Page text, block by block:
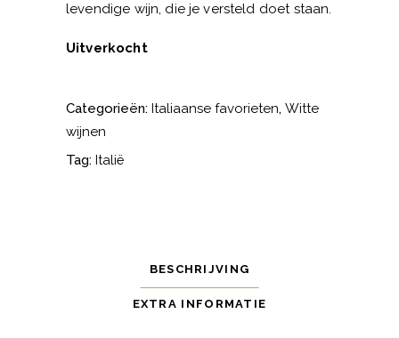
levendige wijn, die je versteld doet staan.
Uitverkocht
Categorieën: Italiaanse favorieten, Witte
wijnen
Tag: Italië
BESCHRIJVING
EXTRA INFORMATIE